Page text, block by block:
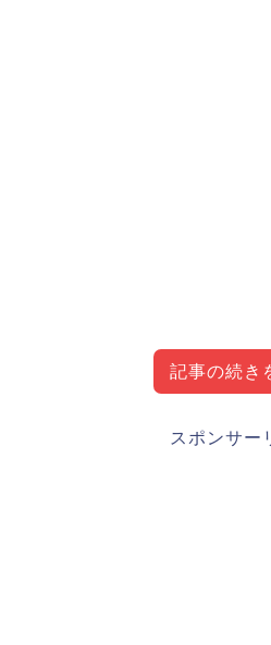
記事の続き
和田康士朗(千葉ロッテマ
スポンサー